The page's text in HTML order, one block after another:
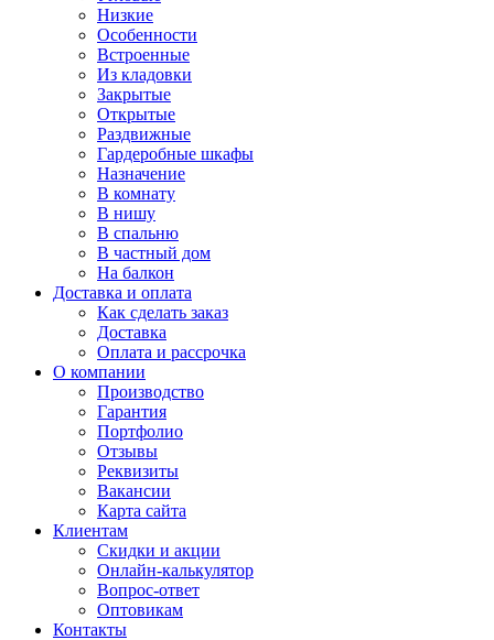
Низкие
Особенности
Встроенные
Из кладовки
Закрытые
Открытые
Раздвижные
Гардеробные шкафы
Назначение
В комнату
В нишу
В спальню
В частный дом
На балкон
Доставка и оплата
Как сделать заказ
Доставка
Оплата и рассрочка
О компании
Производство
Гарантия
Портфолио
Отзывы
Реквизиты
Вакансии
Карта сайта
Клиентам
Скидки и акции
Онлайн-калькулятор
Вопрос-ответ
Оптовикам
Контакты